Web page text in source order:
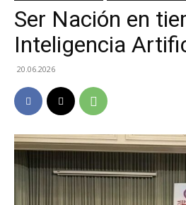
Ser Nación en
Inteligencia
20.06.2026